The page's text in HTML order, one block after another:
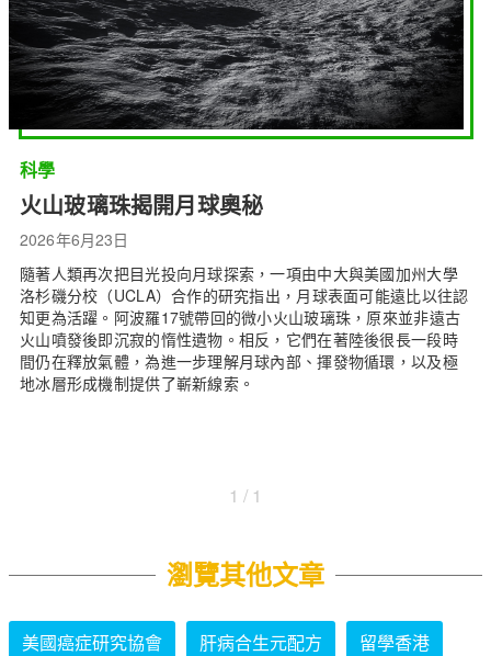
科學
火山玻璃珠揭開月球奧秘
2026年6月23日
隨著人類再次把目光投向月球探索，一項由中大與美國加州大學
洛杉磯分校（UCLA）合作的研究指出，月球表面可能遠比以往認
知更為活躍。阿波羅17號帶回的微小火山玻璃珠，原來並非遠古
火山噴發後即沉寂的惰性遺物。相反，它們在著陸後很長一段時
間仍在釋放氣體，為進一步理解月球內部、揮發物循環，以及極
地冰層形成機制提供了嶄新線索。
1 / 1
瀏覽其他文章
美國癌症研究協會 肝病合生元配方 留學香港